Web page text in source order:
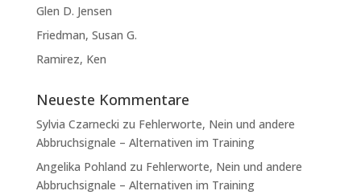
Glen D. Jensen
Friedman, Susan G.
Ramirez, Ken
Neueste Kommentare
Sylvia Czarnecki zu Fehlerworte, Nein und andere
Abbruchsignale – Alternativen im Training
Angelika Pohland zu Fehlerworte, Nein und andere
Abbruchsignale – Alternativen im Training